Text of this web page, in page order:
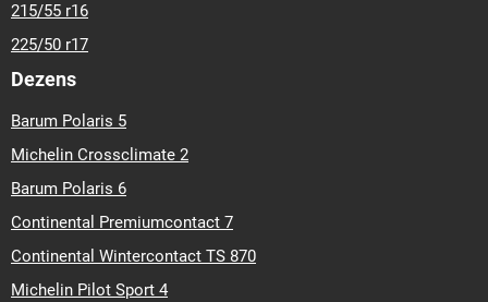
215/55 r16
225/50 r17
Dezens
Barum Polaris 5
Michelin Crossclimate 2
Barum Polaris 6
Continental Premiumcontact 7
Continental Wintercontact TS 870
Michelin Pilot Sport 4